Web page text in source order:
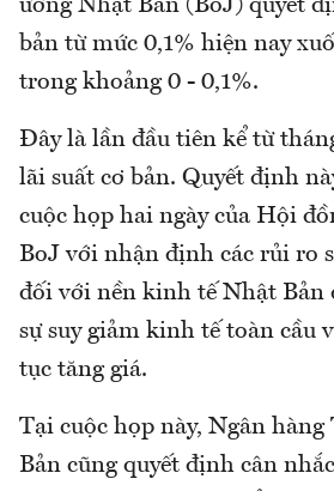
ương Nhật Bản (BoJ) quyết
bản từ mức 0,1% hiện nay
trong khoảng 0 - 0,1%.
Đây là lần đầu tiên kể từ
lãi suất cơ bản. Quyết định
cuộc họp hai ngày của Hội
BoJ với nhận định các rủi ro
đối với nền kinh tế Nhật Bản
sự suy giảm kinh tế toàn cầu
tục tăng giá.
Tại cuộc họp này, Ngân
Bản cũng quyết định cân